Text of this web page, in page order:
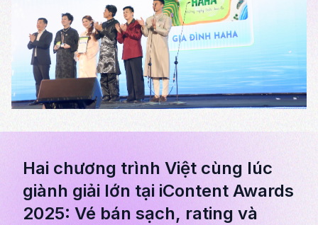
Hai chương trình Việt cùng lúc
giành giải lớn tại iContent Awards
2025: Vé bán sạch, rating và